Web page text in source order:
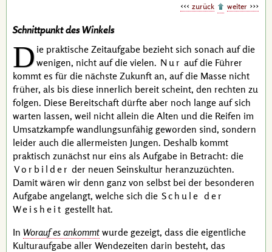
zurück weiter
Schnittpunkt des Winkels
D ie praktische Zeitaufgabe bezieht sich sonach auf die
wenigen, nicht auf die vielen. Nur auf die Führer
kommt es für die nächste Zukunft an, auf die Masse nicht
früher, als bis diese innerlich bereit scheint, den rechten zu
folgen. Diese Bereitschaft dürfte aber noch lange auf sich
warten lassen, weil nicht allein die Alten und die Reifen im
Umsatzkampfe wandlungsunfähig geworden sind, sondern
leider auch die allermeisten Jungen. Deshalb kommt
praktisch zunächst nur eins als Aufgabe in Betracht: die
Vorbilder der neuen Seinskultur heranzuzüchten.
Damit wären wir denn ganz von selbst bei der besonderen
Aufgabe angelangt, welche sich die Schule der
Weisheit gestellt hat.
In Worauf es ankommt wurde gezeigt, dass die eigentliche
Kulturaufgabe aller Wendezeiten darin besteht, das